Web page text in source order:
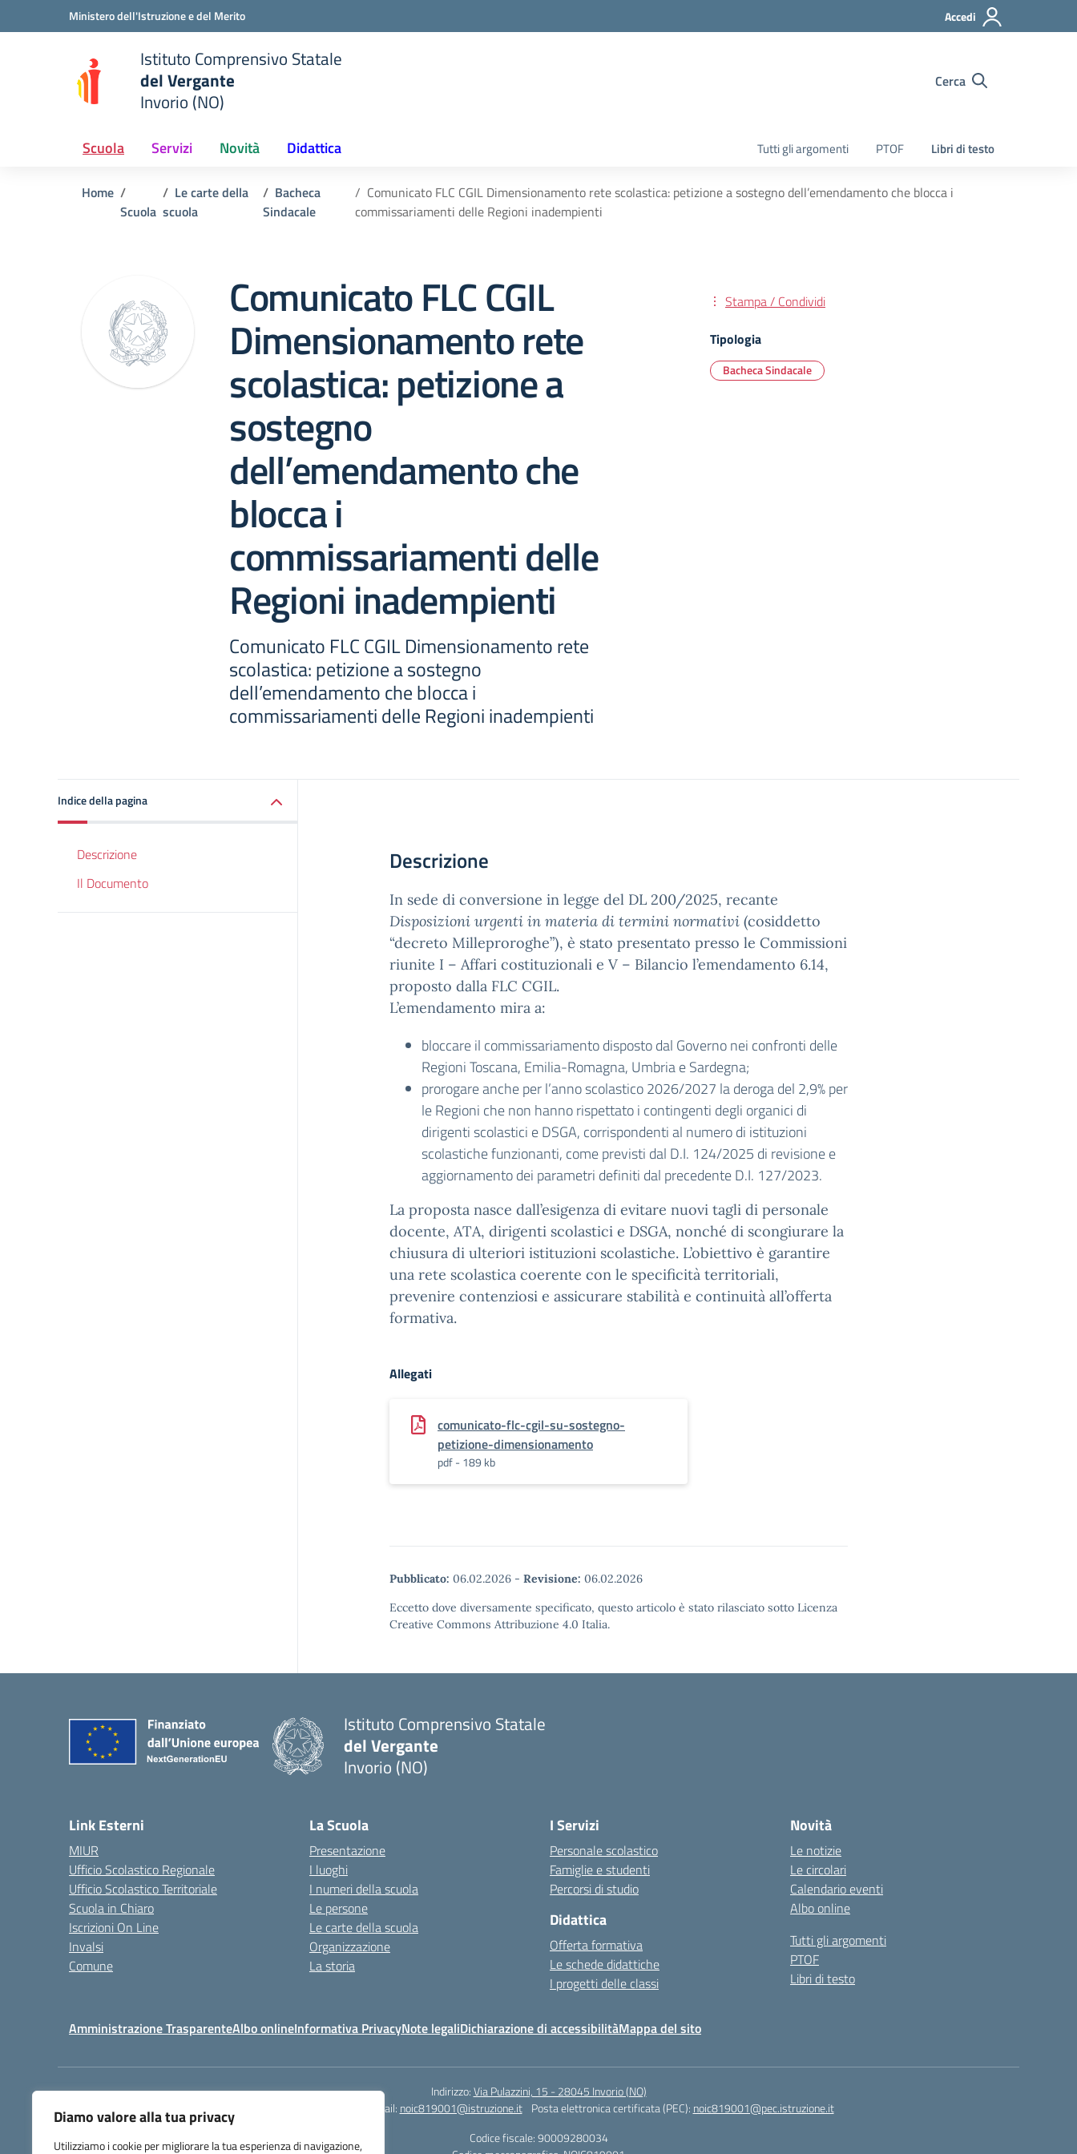
Diamo valore alla tua privacy
Utilizziamo i cookie per migliorare la tua esperienza di navigazione,
Vai ai contenuti
Vai al menu di navigazioneMinistero dell'Istruzione e del Merito Accedi
scuola
Istituto Comprensivo Statale
del Vergante
Invorio (NO)
Cerca
Scuola Servizi Novità Didattica Tutti gli argomenti PTOF Libri di testo
Home
Scuola
Le carte della
scuola
Bacheca
Sindacale
Comunicato FLC CGIL Dimensionamento rete scolastica: petizione a sostegno dell’emendamento che blocca i
commissariamenti delle Regioni inadempienti
Comunicato FLC CGIL
Dimensionamento rete
scolastica: petizione a
sostegno
dell’emendamento che
blocca i
commissariamenti delle
Regioni inadempienti
Comunicato FLC CGIL Dimensionamento rete
scolastica: petizione a sostegno
dell’emendamento che blocca i
commissariamenti delle Regioni inadempienti
Stampa / Condividi
Tipologia
Bacheca Sindacale
Indice della pagina
Descrizione
Il Documento
Descrizione
In sede di conversione in legge del DL 200/2025, recante
Disposizioni urgenti in materia di termini normativi (cosiddetto
“decreto Milleproroghe”), è stato presentato presso le Commissioni
riunite I – Affari costituzionali e V – Bilancio l’emendamento 6.14,
proposto dalla FLC CGIL.
L’emendamento mira a:
bloccare il commissariamento disposto dal Governo nei confronti delle
Regioni Toscana, Emilia-Romagna, Umbria e Sardegna;
prorogare anche per l’anno scolastico 2026/2027 la deroga del 2,9% per
le Regioni che non hanno rispettato i contingenti degli organici di
dirigenti scolastici e DSGA, corrispondenti al numero di istituzioni
scolastiche funzionanti, come previsti dal D.I. 124/2025 di revisione e
aggiornamento dei parametri definiti dal precedente D.I. 127/2023.
La proposta nasce dall’esigenza di evitare nuovi tagli di personale
docente, ATA, dirigenti scolastici e DSGA, nonché di scongiurare la
chiusura di ulteriori istituzioni scolastiche. L’obiettivo è garantire
una rete scolastica coerente con le specificità territoriali,
prevenire contenziosi e assicurare stabilità e continuità all’offerta
formativa.
Allegati
comunicato-flc-cgil-su-sostegno-
petizione-dimensionamento
pdf - 189 kb
Pubblicato: 06.02.2026 - Revisione: 06.02.2026
Eccetto dove diversamente specificato, questo articolo è stato rilasciato sotto Licenza
Creative Commons Attribuzione 4.0 Italia.
Istituto Comprensivo Statale
del Vergante
Invorio (NO)
Link Esterni
MIUR
Ufficio Scolastico Regionale
Ufficio Scolastico Territoriale
Scuola in Chiaro
Iscrizioni On Line
Invalsi
Comune
La Scuola
Presentazione
I luoghi
I numeri della scuola
Le persone
Le carte della scuola
Organizzazione
La storia
I Servizi
Personale scolastico
Famiglie e studenti
Percorsi di studio
Didattica
Offerta formativa
Le schede didattiche
I progetti delle classi
Novità
Le notizie
Le circolari
Calendario eventi
Albo online
Tutti gli argomenti
PTOF
Libri di testo
Amministrazione TrasparenteAlbo onlineInformativa PrivacyNote legaliDichiarazione di accessibilitàMappa del sito
Indirizzo:Via Pulazzini, 15 - 28045 Invorio (NO)
Email: noic819001@istruzione.it Posta elettronica certificata (PEC): noic819001@pec.istruzione.it
Codice fiscale: 90009280034